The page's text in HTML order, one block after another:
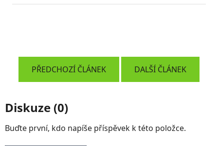
PŘEDCHOZÍ ČLÁNEK DALŠÍ ČLÁNEK
Diskuze (0)
Buďte první, kdo napíše příspěvek k této položce.